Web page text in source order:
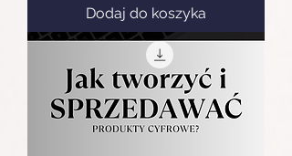
Dodaj do koszyka